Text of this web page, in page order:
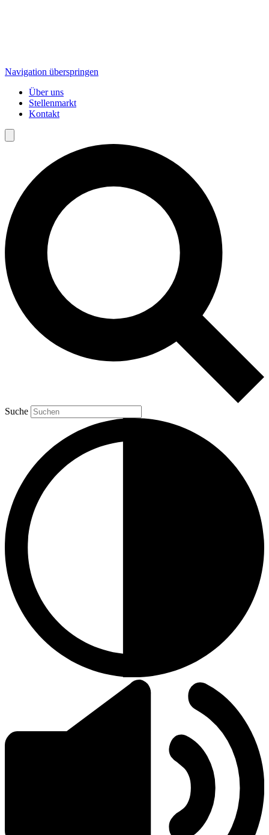
Navigation überspringen
Über uns
Stellenmarkt
Kontakt
Suche